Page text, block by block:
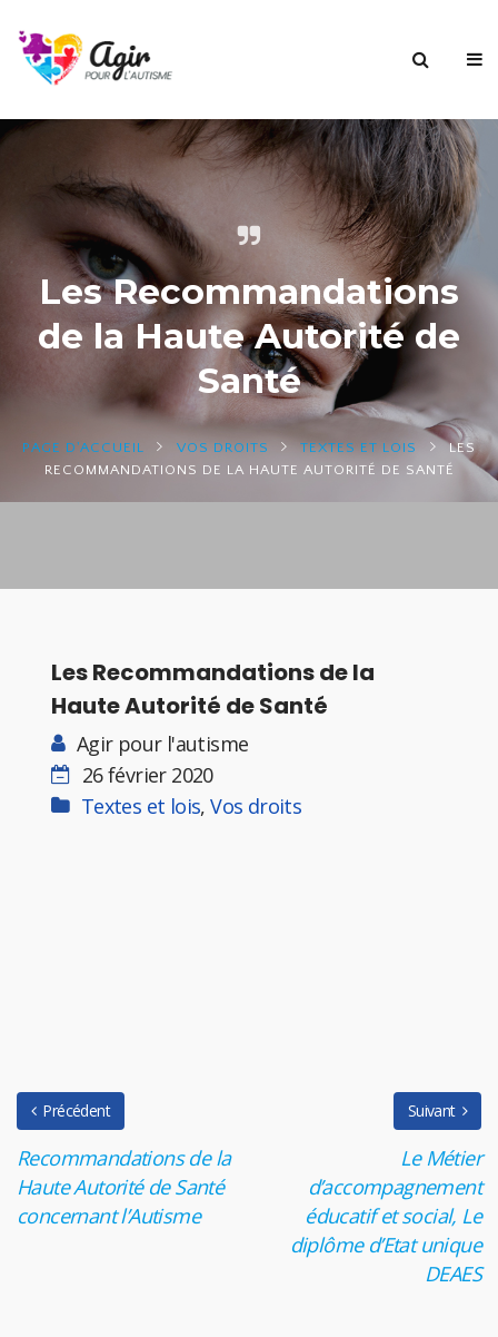
Les Recommandations
de la Haute Autorité de
Santé
PAGE D'ACCUEIL VOS DROITS TEXTES ET LOIS
LES
RECOMMANDATIONS DE LA HAUTE AUTORITÉ DE SANTÉ
Les Recommandations de la
Haute Autorité de Santé
Agir pour l'autisme
26 février 2020
Textes et lois,Vos droits
Précédent
Recommandations de la
Haute Autorité de Santé
concernant l’Autisme
Suivant
Le Métier
d’accompagnement
éducatif et social, Le
diplôme d’Etat unique
DEAES